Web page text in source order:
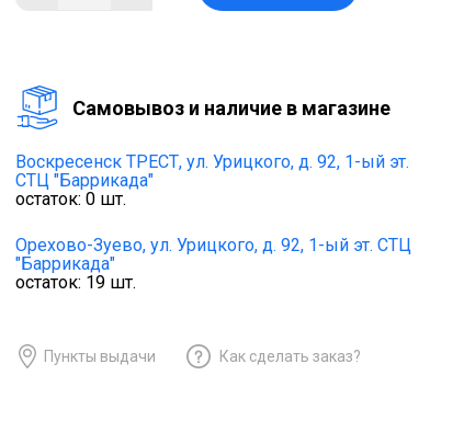
Cамовывоз и наличие в магазине
Воскресенск ТРЕСТ, ул. Урицкого, д. 92, 1-ый эт.
СТЦ "Баррикада"
остаток: 0 шт.
Орехово-Зуево, ул. Урицкого, д. 92, 1-ый эт. СТЦ
"Баррикада"
остаток: 19 шт.
Пункты выдачи Как сделать заказ?